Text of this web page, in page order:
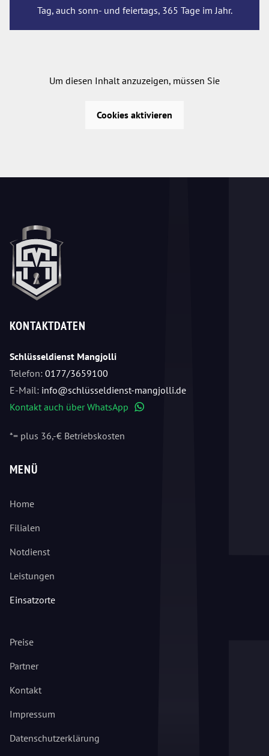
Tag, auch sonn- und feiertags, 365 Tage im Jahr.
Um diesen Inhalt anzuzeigen, müssen Sie
Cookies aktivieren
KONTAKTDATEN
Schlüsseldienst Mangjolli
Telefon: 0177/3659100
E-Mail: info@schlüsseldienst-mangjolli.de
Kontakt auch über WhatsApp
*= plus 36,-€ Betriebskosten
MENÜ
Home
Filialen
Notdienst
Leistungen
Einsatzorte
Preise
Partner
Kontakt
Impressum
Datenschutzerklärung